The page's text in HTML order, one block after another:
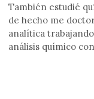
También estudié
de hecho me
analítica
análisis químico